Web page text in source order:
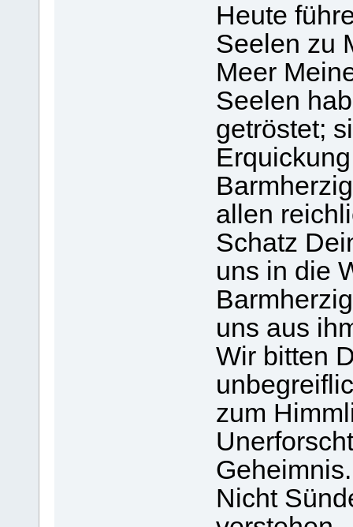
Heute
Seelen zu
Meer
Seelen
getröstet;
allen
Schatz
uns in die
uns aus
Wir bitten
zum
Geheimnis.
Nicht